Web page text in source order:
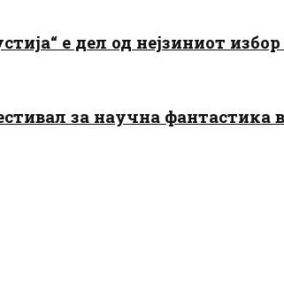
е дел од нејзиниот
за научна фантастика